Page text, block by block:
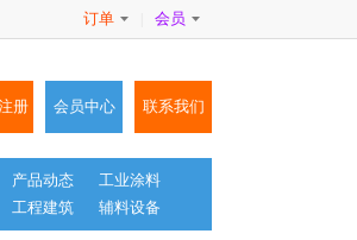
订单 会员
册 会员中心 联系我们
产品动态
工业涂料
工程建筑
辅料设备